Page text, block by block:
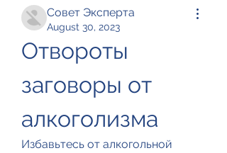
Совет Эксперта
August 30, 2023
Отвороты
заговоры от
алкоголизма
Избавьтесь от алкогольной